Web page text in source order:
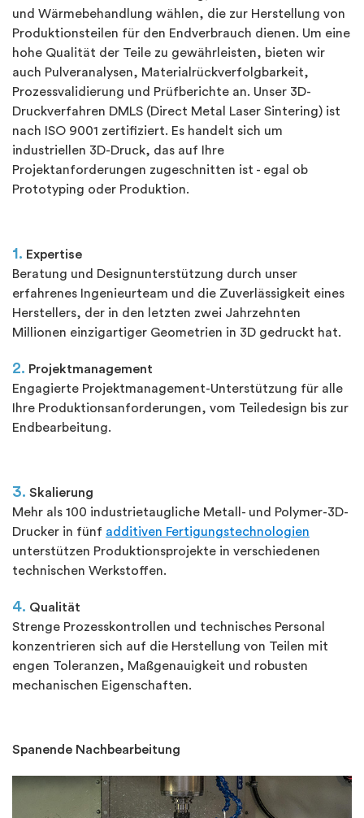
und Wärmebehandlung wählen, die zur Herstellung von
Produktionsteilen für den Endverbrauch dienen. Um eine
hohe Qualität der Teile zu gewährleisten, bieten wir
auch Pulveranalysen, Materialrückverfolgbarkeit,
Prozessvalidierung und Prüfberichte an. Unser 3D-
Druckverfahren DMLS (Direct Metal Laser Sintering) ist
nach ISO 9001 zertifiziert. Es handelt sich um
industriellen 3D-Druck, das auf Ihre
Projektanforderungen zugeschnitten ist - egal ob
Prototyping oder Produktion.
1. Expertise
Beratung und Designunterstützung durch unser
erfahrenes Ingenieurteam und die Zuverlässigkeit eines
Herstellers, der in den letzten zwei Jahrzehnten
Millionen einzigartiger Geometrien in 3D gedruckt hat.
2. Projektmanagement
Engagierte Projektmanagement-Unterstützung für alle
Ihre Produktionsanforderungen, vom Teiledesign bis zur
Endbearbeitung.
3. Skalierung
Mehr als 100 industrietaugliche Metall- und Polymer-3D-
Drucker in fünf additiven Fertigungstechnologien
unterstützen Produktionsprojekte in verschiedenen
technischen Werkstoffen.
4. Qualität
Strenge Prozesskontrollen und technisches Personal
konzentrieren sich auf die Herstellung von Teilen mit
engen Toleranzen, Maßgenauigkeit und robusten
mechanischen Eigenschaften.
Spanende Nachbearbeitung